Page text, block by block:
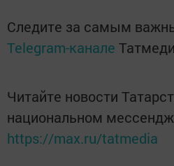
Следите за самым
Telegram-канале
Читайте новости
национальном
https://max.ru/tatmedia